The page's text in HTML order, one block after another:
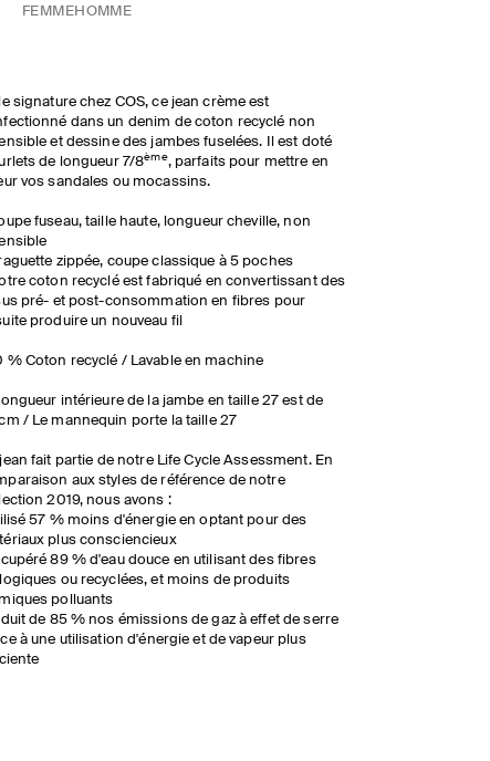
FEMMEHOMME
signature chez COS, ce jean crème est
dans un denim de coton recyclé non
et dessine des jambes fuselées. Il est doté
de longueur 7/8ème, parfaits pour mettre en
vos sandales ou mocassins.
fuseau, taille haute, longueur cheville, non
zippée, coupe classique à 5 poches​
coton recyclé est fabriqué en convertissant des
pré- et post-consommation en fibres pour
produire un nouveau fil
% Coton recyclé / Lavable en machine
intérieure de la jambe en taille 27 est de
/ Le mannequin porte la taille 27
fait partie de notre Life Cycle Assessment. En
aux styles de référence de notre
2019, nous avons :
57 % moins d'énergie en optant pour des
plus consciencieux
89 % d'eau douce en utilisant des fibres
ou recyclées, et moins de produits
polluants
de 85 % nos émissions de gaz à effet de serre
à une utilisation d'énergie et de vapeur plus